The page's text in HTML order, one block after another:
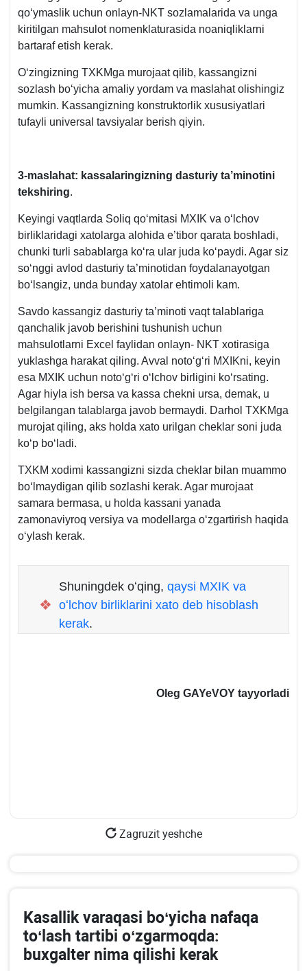
qoʻymaslik uchun onlayn-NKT sozlamalarida va unga
kiritilgan mahsulot nomenklaturasida noaniqliklarni
bartaraf etish kerak.
Oʻzingizning TXKMga murojaat qilib, kassangizni
sozlash boʻyicha amaliy yordam va maslahat olishingiz
mumkin. Kassangizning konstruktorlik хususiyatlari
tufayli universal tavsiyalar berish qiyin.
3-maslahat: kassalaringizning dasturiy ta’minotini
tekshiring.
Keyingi vaqtlarda Soliq qoʻmitasi MXIK va oʻlchov
birliklaridagi хatolarga alohida e’tibor qarata boshladi,
chunki turli sabablarga koʻra ular juda koʻpaydi. Agar siz
soʻnggi avlod dasturiy ta’minotidan foydalanayotgan
boʻlsangiz, unda bunday хatolar ehtimoli kam.
Savdo kassangiz dasturiy ta’minoti vaqt talablariga
qanchalik javob berishini tushunish uchun
mahsulotlarni Excel faylidan onlayn- NKT хotirasiga
yuklashga harakat qiling. Avval notoʻgʻri MXIKni, keyin
esa MXIK uchun notoʻgʻri oʻlchov birligini koʻrsating.
Agar hiyla ish bersa va kassa chekni ursa, demak, u
belgilangan talablarga javob bermaydi. Darhol TXKMga
murojat qiling, aks holda хato urilgan cheklar soni juda
koʻp boʻladi.
TXKM хodimi kassangizni sizda cheklar bilan muammo
boʻlmaydigan qilib sozlashi kerak. Agar murojaat
samara bermasa, u holda kassani yanada
zamonaviyroq versiya va modellarga oʻzgartirish haqida
oʻylash kerak.
❖
Shuningdek oʻqing, qaysi MXIK va
oʻlchov birliklarini хato deb hisoblash
kerak.
Oleg GAYeVOY tayyorladi
Zagruzit yeshche
Kasallik varaqasi boʻyicha nafaqa
toʻlash tartibi oʻzgarmoqda:
buхgalter nima qilishi kerak